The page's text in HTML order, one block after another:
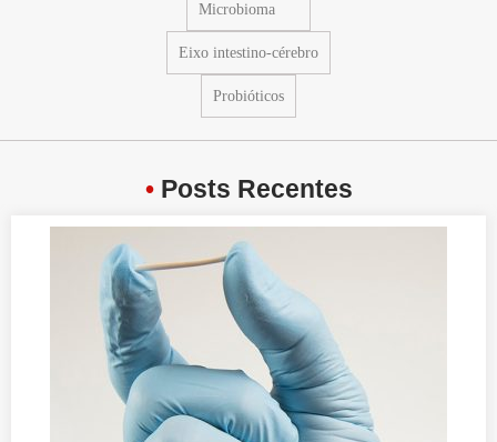
Microbioma
Eixo intestino-cérebro
Probióticos
•Posts Recentes